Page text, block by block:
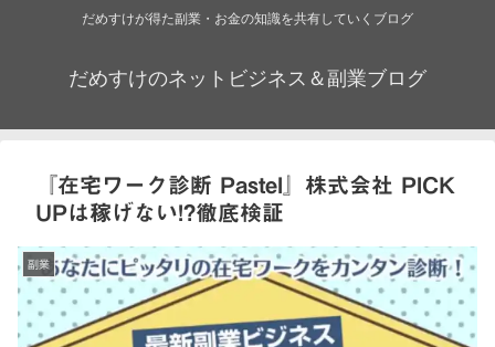
だめすけが得た副業・お金の知識を共有していくブログ
だめすけのネットビジネス＆副業ブログ
『在宅ワーク診断 Pastel』株式会社 PICK
UPは稼げない!?徹底検証
副業